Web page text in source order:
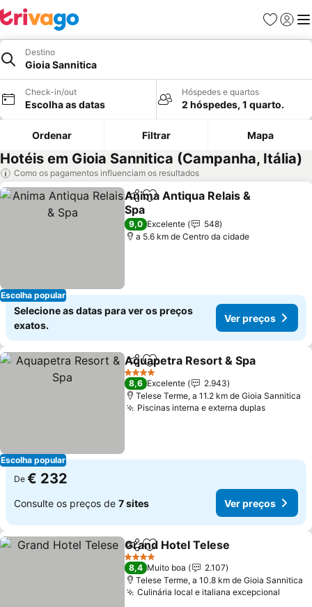
Favoritos
Iniciar
Destino
Gioia Sannitica
Check-in/out
Escolha as datas
Hóspedes e quartos
2 hóspedes, 1 quarto.
Ordenar Filtrar Mapa
Hotéis em Gioia Sannitica (Campanha, Itália)
Como os pagamentos influenciam os resultados
Escolha popular
PartilharAdicionar aos favoritos
Anima Antiqua Relais &
Spa
Ver preços
9,0 Excelente
548
a 5.6 km de Centro da cidade
Selecione as datas para ver os preços
exatos.
Ver preços
Escolha popular
PartilharAdicionar aos favoritos
Aquapetra Resort & Spa
4 Estrelas
8,6 Excelente
2.943
Telese Terme, a 11.2 km de Gioia Sannitica
Piscinas interna e externa duplasVer
De € 232
Consulte os preços de 7 sites Ver preços
PartilharAdicionar aos favoritos
Grand Hotel Telese
4 Estrelas
8,4 Muito boa
2.107
Telese Terme, a 10.8 km de Gioia Sannitica
Culinária local e italiana excepcional